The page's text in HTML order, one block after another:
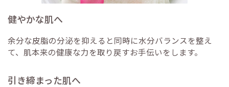
健やかな肌へ
余分な皮脂の分泌を抑えると同時に水分バランスを整え
て、肌本来の健康な力を取り戻すお手伝いをします。
引き締まった肌へ